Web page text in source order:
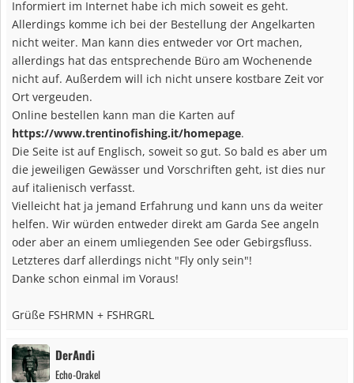
Informiert im Internet habe ich mich soweit es geht.
Allerdings komme ich bei der Bestellung der Angelkarten
nicht weiter. Man kann dies entweder vor Ort machen,
allerdings hat das entsprechende Büro am Wochenende
nicht auf. Außerdem will ich nicht unsere kostbare Zeit vor
Ort vergeuden.
Online bestellen kann man die Karten auf
https://www.trentinofishing.it/homepage.
Die Seite ist auf Englisch, soweit so gut. So bald es aber um
die jeweiligen Gewässer und Vorschriften geht, ist dies nur
auf italienisch verfasst.
Vielleicht hat ja jemand Erfahrung und kann uns da weiter
helfen. Wir würden entweder direkt am Garda See angeln
oder aber an einem umliegenden See oder Gebirgsfluss.
Letzteres darf allerdings nicht "Fly only sein"!
Danke schon einmal im Voraus!
Grüße FSHRMN + FSHRGRL
DerAndi
Echo-Orakel